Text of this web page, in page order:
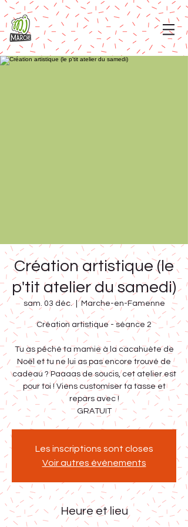
Création artistique (le
p'tit atelier du samedi)
sam. 03 déc.
  |
Marche-en-Famenne
Création artistique - séance 2
Tu as pêché ta mamie à la cacahuète de
Noël et tu ne lui as pas encore trouvé de
cadeau ? Paaaas de soucis, cet atelier est
pour toi ! Viens customiser ta tasse et
repars avec !
GRATUIT
Les inscriptions sont closes
Voir autres événements
Heure et lieu